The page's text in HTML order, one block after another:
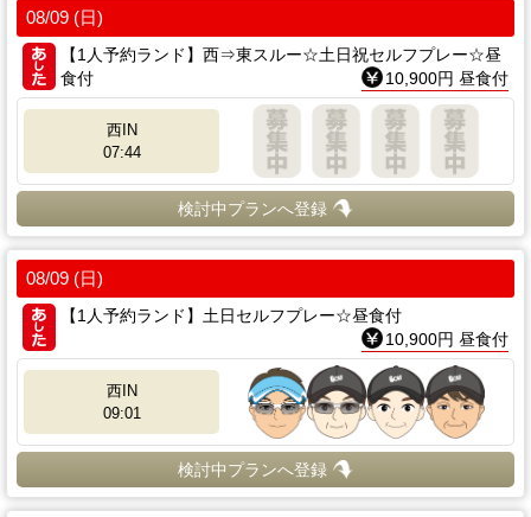
08/09 (日)
【1人予約ランド】西⇒東スルー☆土日祝セルフプレー☆昼
食付
10,900円 昼食付
西IN
07:44
検討中プランへ登録
08/09 (日)
【1人予約ランド】土日セルフプレー☆昼食付
10,900円 昼食付
西IN
09:01
検討中プランへ登録